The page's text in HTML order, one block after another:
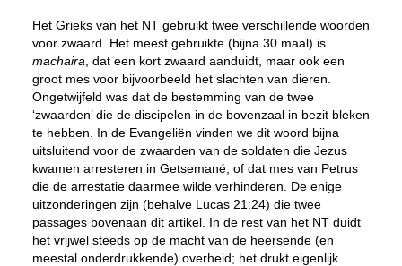
Het Grieks van het NT gebruikt twee verschillende woorden
voor zwaard. Het meest gebruikte (bijna 30 maal) is
machaira , dat een kort zwaard aanduidt, maar ook een
groot mes voor bijvoorbeeld het slachten van dieren.
Ongetwijfeld was dat de bestemming van de twee
‘zwaarden’ die de discipelen in de bovenzaal in bezit bleken
te hebben. In de Evangeliën vinden we dit woord bijna
uitsluitend voor de zwaarden van de soldaten die Jezus
kwamen arresteren in Getsemané, of dat mes van Petrus
die de arrestatie daarmee wilde verhinderen. De enige
uitzonderingen zijn (behalve Lucas 21:24) die twee
passages bovenaan dit artikel. In de rest van het NT duidt
het vrijwel steeds op de macht van de heersende (en
meestal onderdrukkende) overheid; het drukt eigenlijk